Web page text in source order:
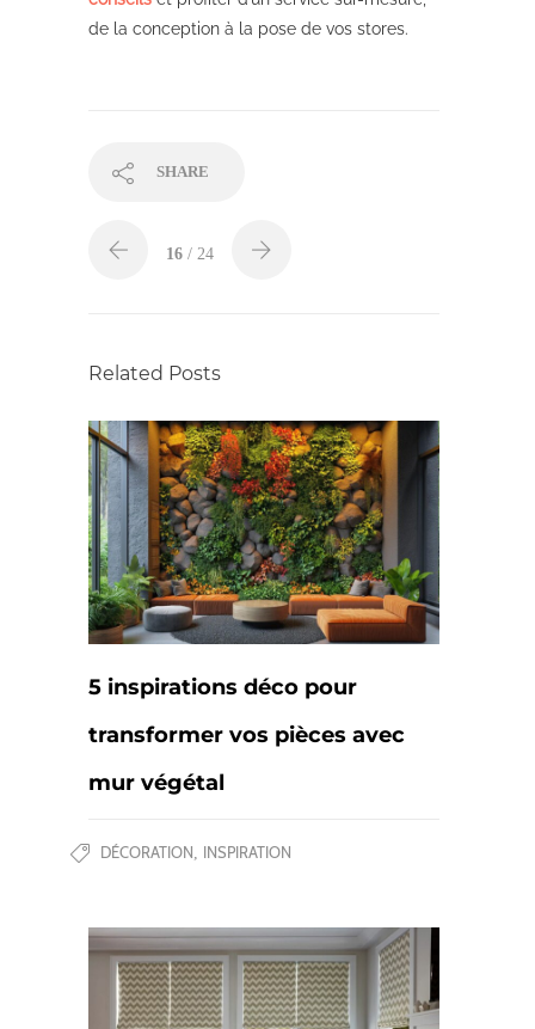
de la conception à la pose de vos stores.
SHARE
16 / 24
Related Posts
5 inspirations déco pour
transformer vos pièces avec
mur végétal
DÉCORATION INSPIRATION